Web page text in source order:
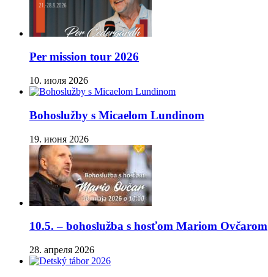
Per mission tour 2026
10. июля 2026
Bohoslužby s Micaelom Lundinom
19. июня 2026
10.5. – bohoslužba s hosťom Mariom Ovčarom
28. апреля 2026